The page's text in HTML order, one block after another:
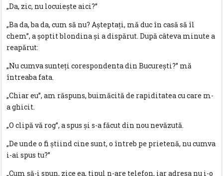
„Da, zic, nu locuiește aici?”
„Ba da, ba da, cum să nu? Așteptați, mă duc în casă să îl
chem”, a șoptit blondina și a dispărut. După câteva minute a
reapărut:
„Nu cumva sunteți corespondenta din București?” mă
întreaba fata.
„Chiar eu”, am răspuns, buimăcită de rapiditatea cu care m-
a ghicit.
„O clipă vă rog”, a spus și s-a făcut din nou nevăzută.
„De unde o fi știind cine sunt, o întreb pe prietenă, nu cumva
i-ai spus tu?”
„Cum să-i spun, zice ea, tipul n-are telefon, iar adresa nu i-o